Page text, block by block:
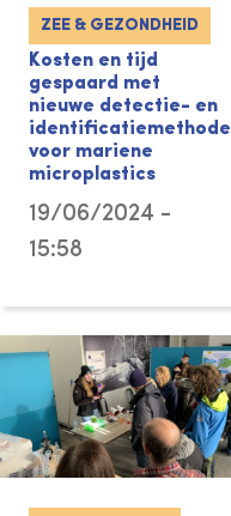
ZEE & GEZONDHEID
Kosten en tijd
gespaard met
nieuwe detectie- en
identificatiemethode
voor mariene
microplastics
19/06/2024 -
15:58